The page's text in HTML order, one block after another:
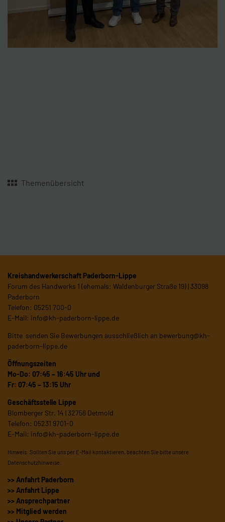
Themenübersicht
Kreishandwerkerschaft Paderborn-Lippe
Forum des Handwerks 1 (ehemals: Waldenburger Straße 19) | 33098
Paderborn
Telefon: 05251 700-0
E-Mail: info@kh-paderborn-lippe.de
Bitte senden Sie Bewerbungen ausschließlich an bewerbung@kh-
paderborn-lippe.de
Öffnungszeiten
Mo-Do: 07:45 – 16:45 Uhr und
Fr: 07:45 – 13:15 Uhr
Geschäftsstelle Lippe
Blomberger Str. 14 | 32756 Detmold
Telefon: 05231 9701-0
E-Mail: info@kh-paderborn-lippe.de
Hinweis: Sollten Sie uns per E-Mail kontaktieren, beachten Sie bitte unsere
Datenschutzhinweise
>> Anfahrt Paderborn
>> Anfahrt Lippe
>> Ansprechpartner
>> Mitglied werden